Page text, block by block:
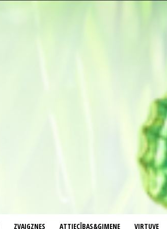
ZVAIGZNES ATTIECĪBAS&ĢIMENE VIRTUVE